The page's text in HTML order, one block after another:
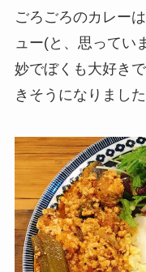
ごろごろのカレー
ュー(と、思ってい
妙でぼくも大好き
きそうになりまし